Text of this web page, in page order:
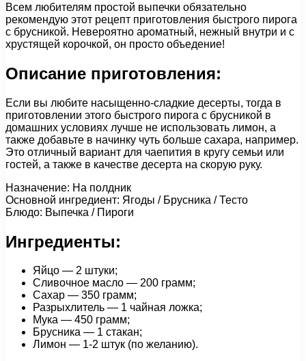
Всем любителям простой выпечки обязательно
рекомендую этот рецепт приготовления быстрого пирога
с брусникой. Невероятно ароматный, нежный внутри и с
хрустящей корочкой, он просто объедение!
Описание приготовления:
Если вы любите насыщенно-сладкие десерты, тогда в
приготовлении этого быстрого пирога с брусникой в
домашних условиях лучше не использовать лимон, а
также добавьте в начинку чуть больше сахара, например.
Это отличный вариант для чаепития в кругу семьи или
гостей, а также в качестве десерта на скорую руку.
Назначение: На полдник
Основной ингредиент: Ягоды / Брусника / Тесто
Блюдо: Выпечка / Пироги
Ингредиенты:
Яйцо — 2 штуки;
Сливочное масло — 200 грамм;
Сахар — 350 грамм;
Разрыхлитель — 1 чайная ложка;
Мука — 450 грамм;
Брусника — 1 стакан;
Лимон — 1-2 штук (по желанию).